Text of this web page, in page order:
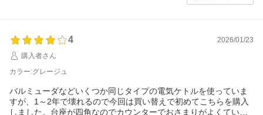
4
2026/01/23
購入者さん
カラー:グレージュ
バルミューダなどいくつか同じタイプの電気ケトルを使っていま
すが、1～2年で壊れるので今回は買い替えで初めてこちらを購入
しました。台座が四角なのでカウンターでおさまりがよくていい